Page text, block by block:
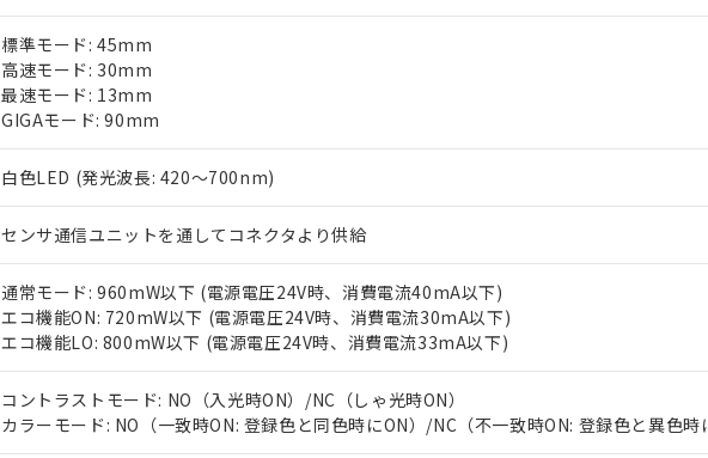
標準モード: 45mm
高速モード: 30mm
最速モード: 13mm
GIGAモード: 90mm
白色LED (発光波長: 420～700nm)
センサ通信ユニットを通してコネクタより供給
通常モード: 960mW以下 (電源電圧24V時、消費電流40mA以下)
エコ機能ON: 720mW以下 (電源電圧24V時、消費電流30mA以下)
エコ機能LO: 800mW以下 (電源電圧24V時、消費電流33mA以下)
コントラストモード: NO（入光時ON）/NC（しゃ光時ON）
カラーモード: NO（一致時ON: 登録色と同色時にON）/NC（不一致時ON: 登録色と異色時